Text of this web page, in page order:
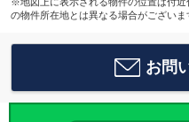
の物件所在地とは異なる場合がございま
お問